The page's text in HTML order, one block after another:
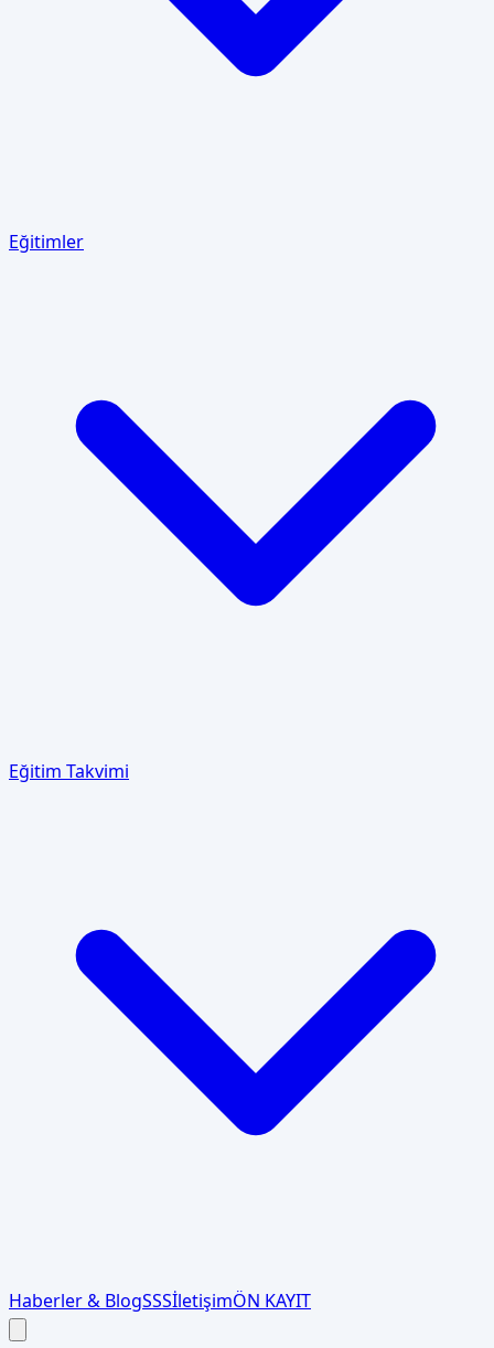
Eğitimler
Eğitim Takvimi
Haberler & BlogSSSİletişimÖN KAYIT